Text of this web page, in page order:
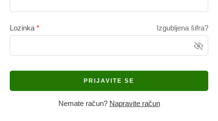
Lozinka * Izgubljena šifra?
PRIJAVITE SE
Nemate račun? Napravite račun